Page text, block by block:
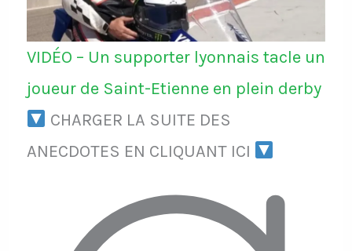
VIDÉO – Un supporter lyonnais tacle un
joueur de Saint-Etienne en plein derby
CHARGER LA SUITE DES
ANECDOTES EN CLIQUANT ICI